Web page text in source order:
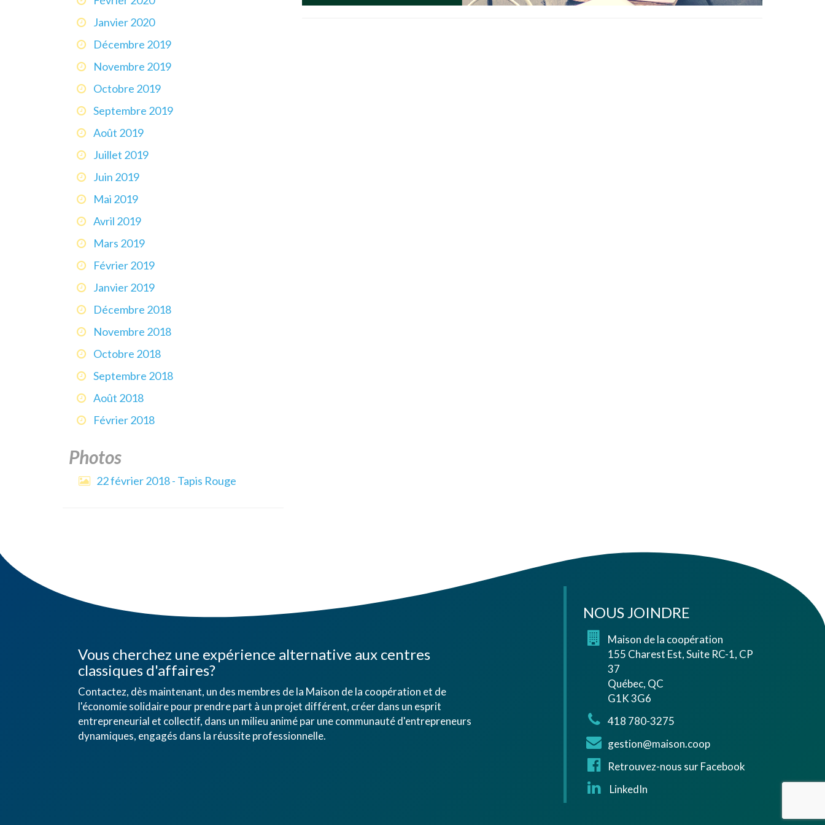
Janvier 2020
Décembre 2019
Novembre 2019
Octobre 2019
Septembre 2019
Août 2019
Juillet 2019
Juin 2019
Mai 2019
Avril 2019
Mars 2019
Février 2019
Janvier 2019
Décembre 2018
Novembre 2018
Octobre 2018
Septembre 2018
Août 2018
Février 2018
Photos
22 février 2018 - Tapis Rouge
Vous cherchez une expérience alternative aux centres
classiques d'affaires?
Contactez, dès maintenant, un des membres de la Maison de la coopération et de
l'économie solidaire pour prendre part à un projet différent, créer dans un esprit
entrepreneurial et collectif, dans un milieu animé par une communauté d'entrepreneurs
dynamiques, engagés dans la réussite professionnelle.
NOUS JOINDRE
Maison de la coopération
155 Charest Est, Suite RC-1, CP
37
Québec, QC
G1K 3G6
418 780-3275
gestion@maison.coop
Retrouvez-nous sur Facebook
LinkedIn